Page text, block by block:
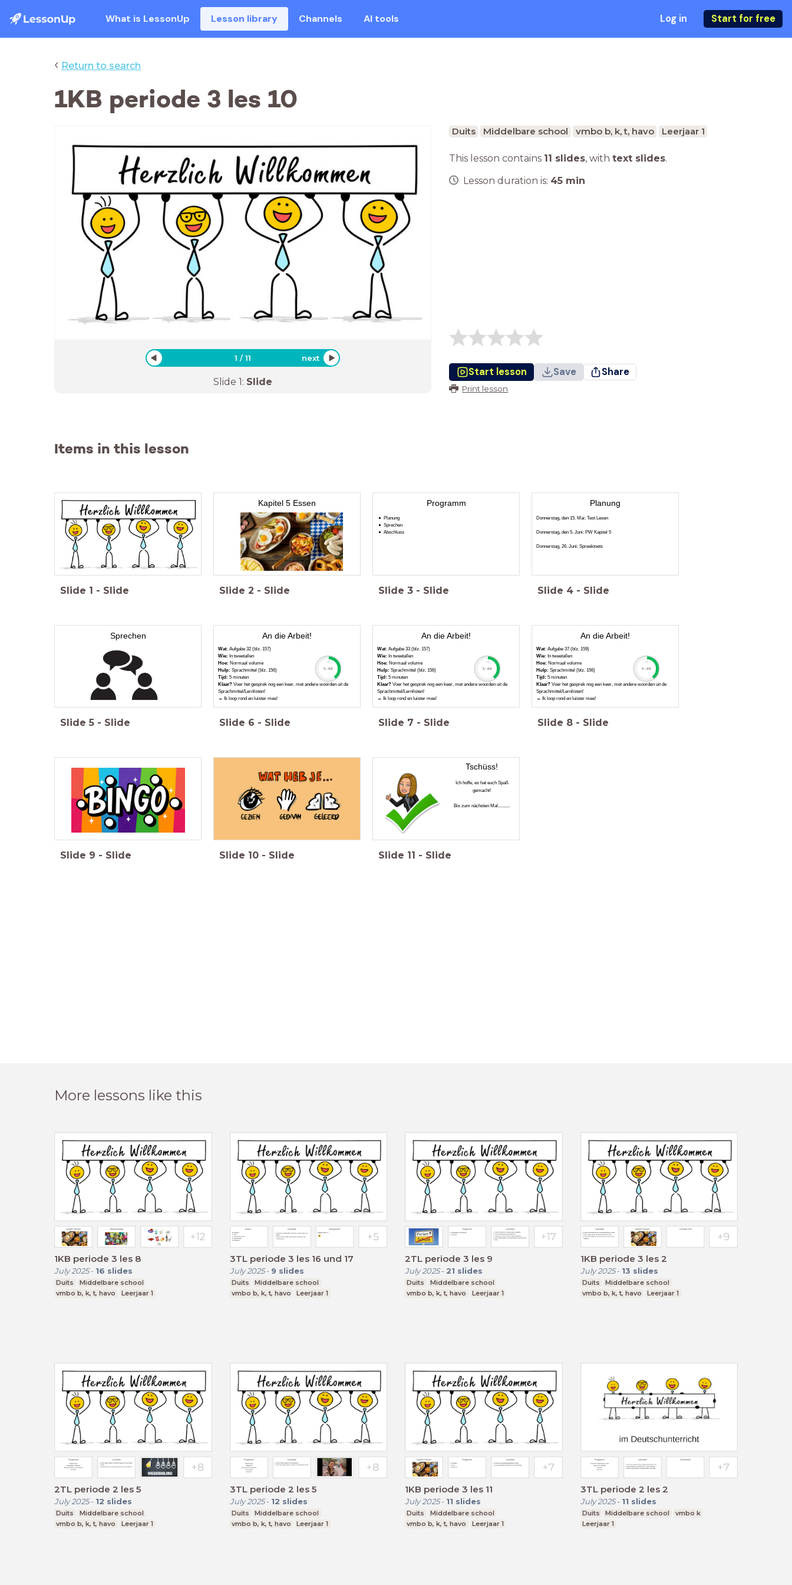
What is LessonUp Lesson library Channels AI tools Log in Start for free
‹ Return to search
1KB periode 3 les 10
1 /11 next
Slide 1: Slide
Duits Middelbare school vmbo b, k, t, havo Leerjaar 1
This lesson contains 11 slides, with text slides.
Lesson duration is: 45 min
Start lesson Save Share
Print lesson
Items in this lesson
Slide 1 - Slide
Kapitel 5 Essen
Slide 2 - Slide
Programm
Planung
Sprechen
Abschluss
Slide 3 - Slide
Planung
Donnerstag, den 15. Mai: Test Lesen
Donnerstag, den 5. Juni: PW Kapitel 5
Donnerstag, 26. Juni: Spreektoets
Slide 4 - Slide
Sprechen
Slide 5 - Slide
An die Arbeit!
Wat: Aufgabe 32 (blz. 157)
Wie: In tweetallen
Hoe: Normaal volume
Hulp: Sprachmittel (blz. 156)
Tijd: 5 minuten
Klaar? Voer het gesprek nog een keer, met andere woorden uit de
Sprachmittel/Lernlisten!
→ Ik loop rond en luister mee!
timer
5:00
Slide 6 - Slide
An die Arbeit!
Wat: Aufgabe 33 (blz. 157)
Wie: In tweetallen
Hoe: Normaal volume
Hulp: Sprachmittel (blz. 156)
Tijd: 5 minuten
Klaar? Voer het gesprek nog een keer, met andere woorden uit de
Sprachmittel/Lernlisten!
→ Ik loop rond en luister mee!
timer
5:00
Slide 7 - Slide
An die Arbeit!
Wat: Aufgabe 37 (blz. 159)
Wie: In tweetallen
Hoe: Normaal volume
Hulp: Sprachmittel (blz. 156)
Tijd: 5 minuten
Klaar? Voer het gesprek nog een keer, met andere woorden uit de
Sprachmittel/Lernlisten!
→ Ik loop rond en luister mee!
timer
5:00
Slide 8 - Slide
Slide 9 - Slide Slide 10 - Slide
Tschüss!
Ich hoffe, es hat euch Spaß
gemacht!
Bis zum nächsten Mal..........
Slide 11 - Slide
More lessons like this
1KB periode 3 les 8
July 2025- 16 slides
Duits
Middelbare school
vmbo b, k, t, havo
Leerjaar 1
3TL periode 3 les 16 und 17
July 2025- 9 slides
Duits
Middelbare school
vmbo b, k, t, havo
Leerjaar 1
2TL periode 3 les 9
July 2025- 21 slides
Duits
Middelbare school
vmbo b, k, t, havo
Leerjaar 1
1KB periode 3 les 2
July 2025- 13 slides
Duits
Middelbare school
vmbo b, k, t, havo
Leerjaar 1
2TL periode 2 les 5
July 2025- 12 slides
Duits
Middelbare school
vmbo b, k, t, havo
Leerjaar 1
3TL periode 2 les 5
July 2025- 12 slides
Duits
Middelbare school
vmbo b, k, t, havo
Leerjaar 1
1KB periode 3 les 11
July 2025- 11 slides
Duits
Middelbare school
vmbo b, k, t, havo
Leerjaar 1
3TL periode 2 les 2
July 2025- 11 slides
Duits Middelbare school
vmbo k
Leerjaar 1